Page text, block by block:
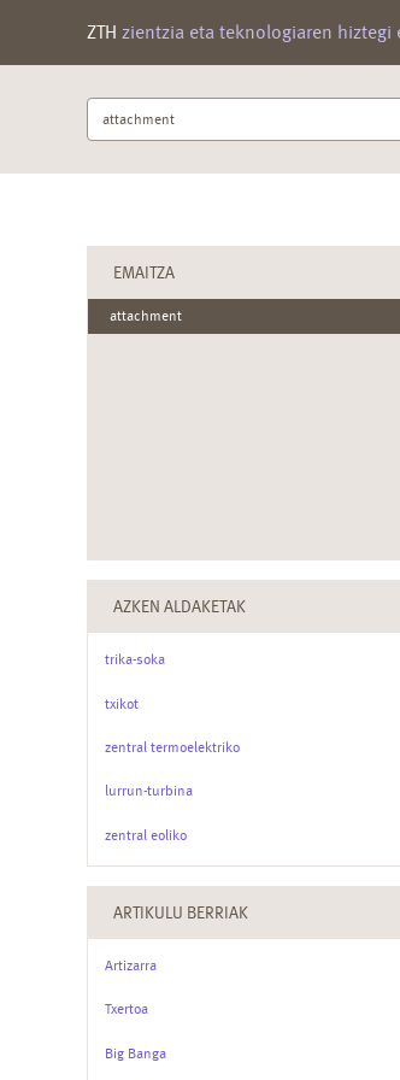
ZTH zientzia eta teknologiaren
Bilatu
terminoa
EMAITZA
attachment
AZKEN ALDAKETAK
trika-soka
txikot
zentral termoelektriko
lurrun-turbina
zentral eoliko
ARTIKULU BERRIAK
Artizarra
Txertoa
Big Banga